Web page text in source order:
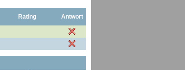
Rating Antwort